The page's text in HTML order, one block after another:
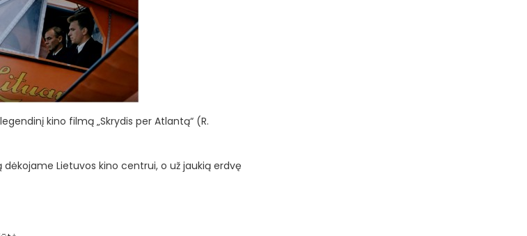
kino filmą „Skrydis per Atlantą“ (R.
Lietuvos kino centrui, o už jaukią erdvę